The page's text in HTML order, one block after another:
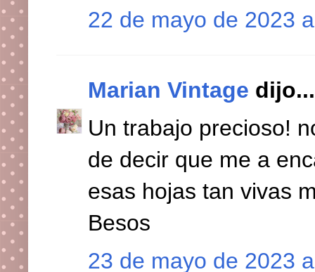
22 de mayo de 2023
Marian Vintage dijo...
Un trabajo precioso!
de decir que me a
esas hojas tan vivas
Besos
23 de mayo de 2023